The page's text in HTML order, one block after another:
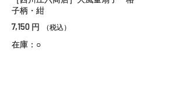
子柄・紺
7,150 円 （税込）
在庫：○